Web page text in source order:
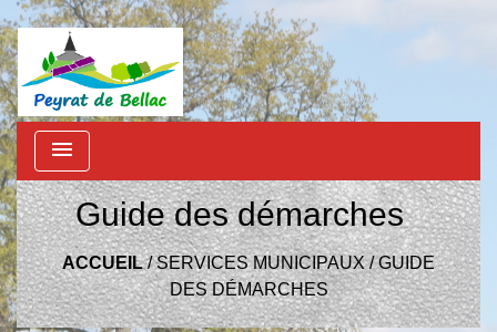
menu
Guide des démarches
ACCUEIL/SERVICES MUNICIPAUX/GUIDE
DES DÉMARCHES